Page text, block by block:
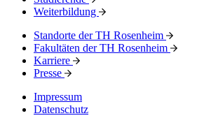
Weiterbildung
Standorte der TH Rosenheim
Fakultäten der TH Rosenheim
Karriere
Presse
Impressum
Datenschutz